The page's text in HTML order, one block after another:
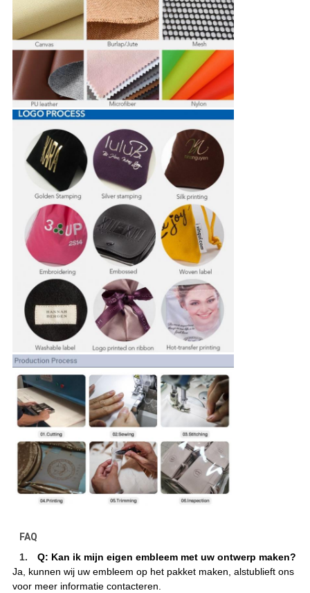
FAQ
1.
Q: Kan ik mijn eigen embleem met uw ontwerp maken?
Ja, kunnen wij uw embleem op het pakket maken, alstublieft ons
voor meer informatie contacteren.